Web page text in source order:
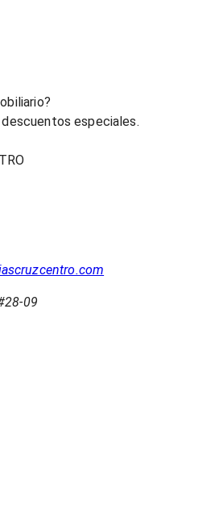
especiales.
09